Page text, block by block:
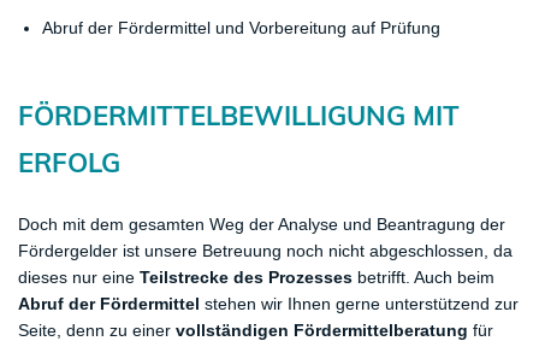
Abruf der Fördermittel und Vorbereitung auf Prüfung
​FÖRDERMITTELBEWILLIGUNG MIT
ERFOLG
Doch mit dem gesamten Weg der Analyse und Beantragung der
Fördergelder ist unsere Betreuung noch nicht abgeschlossen, da
dieses nur eine Teilstrecke des Prozesses betrifft. Auch beim
Abruf der Fördermittel stehen wir Ihnen gerne unterstützend zur
Seite, denn zu einer vollständigen Fördermittelberatung für